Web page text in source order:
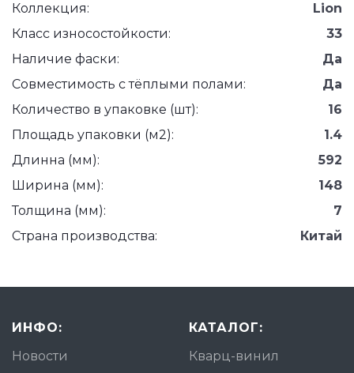
Коллекция:
Lion
Класс износостойкости:
33
Наличие фаски:
Да
Совместимость с тёплыми полами:
Да
Количество в упаковке (шт):
16
Площадь упаковки (м2):
1.4
Длинна (мм):
592
Ширина (мм):
148
Толщина (мм):
7
Страна производства:
Китай
ИНФО:
Новости
КАТАЛОГ:
Кварц-винил